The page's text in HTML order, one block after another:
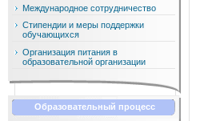
Международное сотрудничество
Стипендии и меры поддержки
обучающихся
Организация питания в
образовательной организации
Образовательный процесс